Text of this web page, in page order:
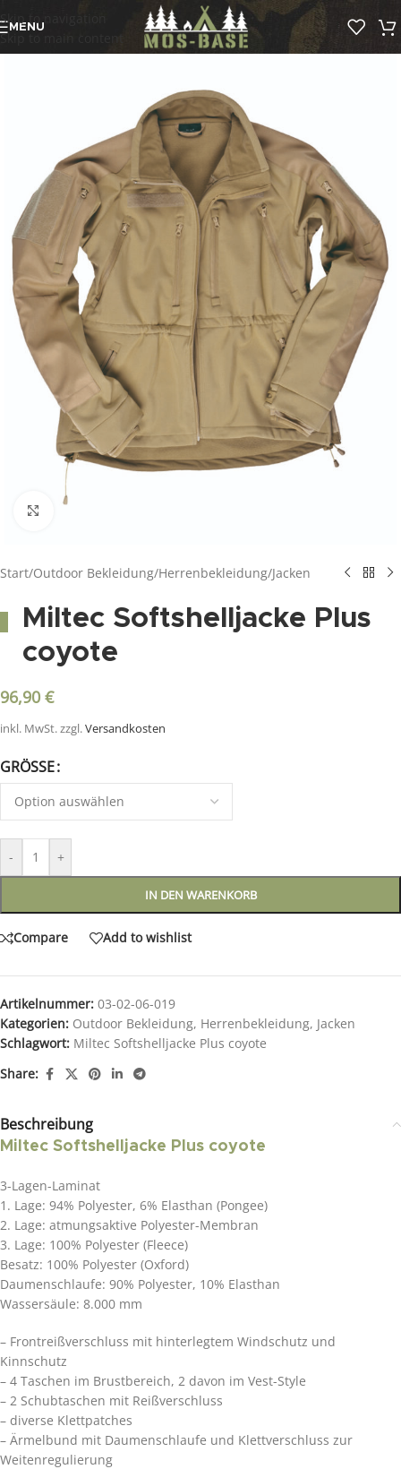
Skip to navigation
Skip to main content
MENU
Click to enlarge
Start/Outdoor Bekleidung/Herrenbekleidung/Jacken
Miltec Softshelljacke Plus
coyote
96,90 €
inkl. MwSt.zzgl.Versandkosten
GRÖSSE
- +
IN DEN WARENKORB
Compare Add to wishlist
Artikelnummer: 03-02-06-019
Kategorien: Outdoor Bekleidung, Herrenbekleidung, Jacken
Schlagwort: Miltec Softshelljacke Plus coyote
Share:
Beschreibung
Miltec Softshelljacke Plus coyote
3-Lagen-Laminat
1. Lage: 94% Polyester, 6% Elasthan (Pongee)
2. Lage: atmungsaktive Polyester-Membran
3. Lage: 100% Polyester (Fleece)
Besatz: 100% Polyester (Oxford)
Daumenschlaufe: 90% Polyester, 10% Elasthan
Wassersäule: 8.000 mm
– Frontreißverschluss mit hinterlegtem Windschutz und
Kinnschutz
– 4 Taschen im Brustbereich, 2 davon im Vest-Style
– 2 Schubtaschen mit Reißverschluss
– diverse Klettpatches
– Ärmelbund mit Daumenschlaufe und Klettverschluss zur
Weitenregulierung